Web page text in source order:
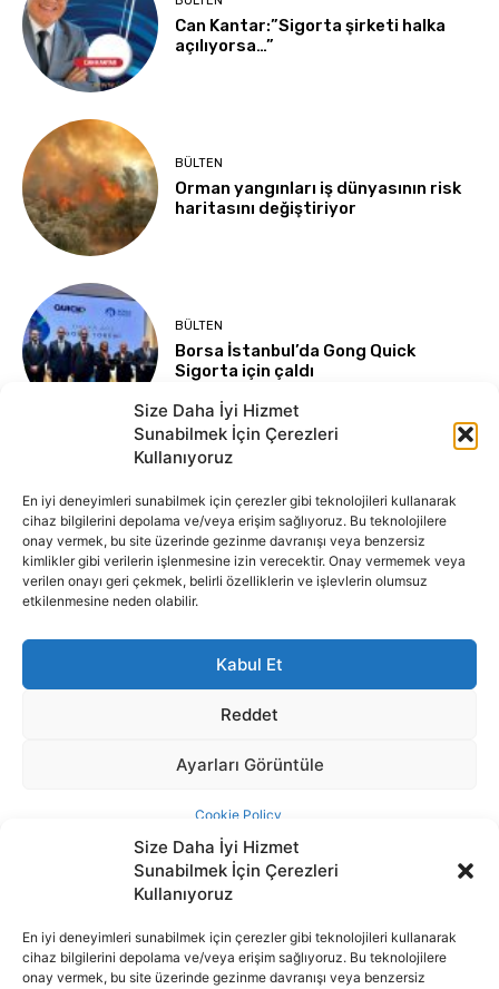
Size Daha İyi Hizmet
Sunabilmek İçin Çerezleri
Kullanıyoruz
En iyi deneyimleri sunabilmek için çerezler gibi teknolojileri kullanarak
cihaz bilgilerini depolama ve/veya erişim sağlıyoruz. Bu teknolojilere
onay vermek, bu site üzerinde gezinme davranışı veya benzersiz
İnternet portalımızda yer alan tüm haber metini, resim ve benzeri
içeriğin hakları Sigortamedya Yayıncılık A.Ş.'ye aittir. Hiçbir şekilde